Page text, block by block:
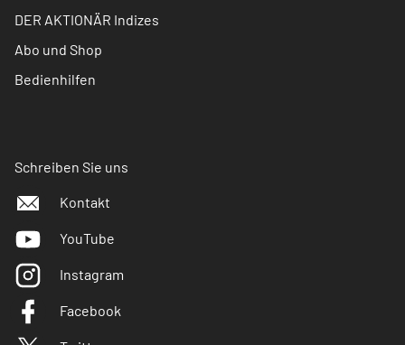
DER AKTIONÄR Indizes
Abo und Shop
Bedienhilfen
Schreiben Sie uns
Kontakt
YouTube
Instagram
Facebook